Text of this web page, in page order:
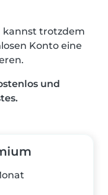
kannst trotzdem
Konto eine
und